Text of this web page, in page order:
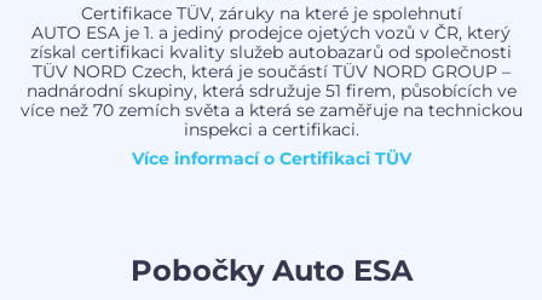
Certifikace TÜV, záruky na které je spolehnutí
AUTO ESA je 1. a jediný prodejce ojetých vozů v ČR, který
získal certifikaci kvality služeb autobazarů od společnosti
TÜV NORD Czech, která je součástí TÜV NORD GROUP –
nadnárodní skupiny, která sdružuje 51 firem, působících ve
více než 70 zemích světa a která se zaměřuje na technickou
inspekci a certifikaci.
Více informací o Certifikaci TÜV
Pobočky Auto ESA